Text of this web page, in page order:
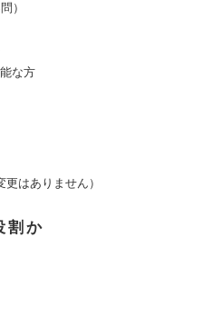
）
な方
はありません）
割か